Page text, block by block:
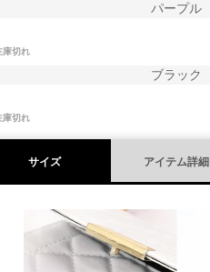
パープル
庫切れ
ブラック
庫切れ
サイズ アイテム詳細